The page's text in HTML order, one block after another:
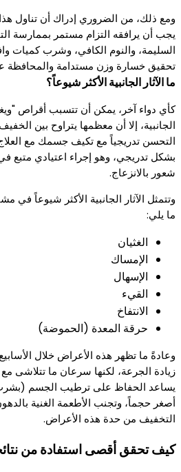
ومع ذلك، من الضروري إدراك أن تناول
يجب أن يرافقه التزام مستمر بممارسة
السليمة، والنوم الكافي، وشرب كميات
تحقيق خسارة وزن مستدامة والمحافظة
ما الآثار الجانبية الأكثر شيوعاً؟
كأي دواء آخر، يمكن أن تتسبب أقراص
الجانبية، إلا أن معظمها يتراوح بين
التحسن تدريجياً مع تكيف جسمك مع
بشكل تدريجي، وهو إجراء اعتيادي متبع
شعور بالانزعاج.
وتتمثل الآثار الجانبية الأكثر شيوعاً
ما يلي:
الغثيان
الإمساك
الإسهال
القيء
الانتفاخ
حرقة المعدة (الحموضة)
وعادةً ما تظهر هذه الأعراض خلال
زيادة الجرعة، لكنها سرعان ما تتلاشى
يساعد الحفاظ على ترطيب الجسم
أصغر حجماً، وتجنب الأطعمة الغنية
التخفيف من حدة هذه الأعراض.
كيف تحقق أقصى استفادة من